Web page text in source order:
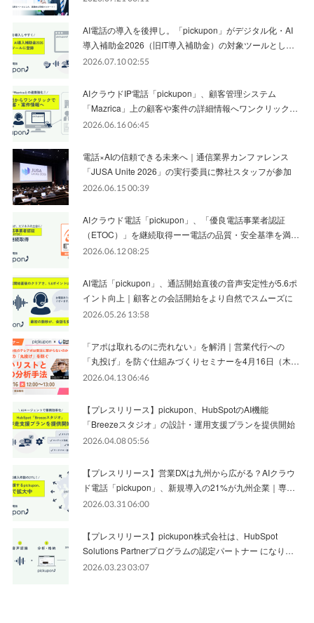
AI電話の導入を後押し。「pickupon」がデジタル化・AI
導入補助金2026（旧IT導入補助金）の対象ツールとし…
2026.07.10 02:55
AIクラウドIP電話「pickupon」、顧客管理システム
「Mazrica」上の顧客や案件の詳細情報へワンクリック…
2026.06.16 06:45
電話×AIの信頼できる未来へ｜通信業界カンファレンス
「JUSA Unite 2026」の実行委員に弊社スタッフが参加
2026.06.15 00:39
AIクラウド電話「pickupon」、「優良電話事業者認証
（ETOC）」を継続取得ーー電話の品質・安全基準を満…
2026.06.12 08:25
AI電話「pickupon」、通話開始直後の音声安定性が5.6ポ
イント向上｜顧客との会話開始をより自然でスムーズに
2026.05.26 13:58
「アポは取れるのに売れない」を解消｜営業代行への
「丸投げ」を防ぐ仕組みづくりセミナーを4月16日（木…
2026.04.13 06:46
【プレスリリース】pickupon、HubSpotのAI機能
「Breezeスタジオ」の設計・運用支援プランを提供開始
2026.04.08 05:56
【プレスリリース】営業DXは九州から広がる？AIクラウ
ド電話「pickupon」、新規導入の21%が九州企業｜専…
2026.03.31 06:00
【プレスリリース】pickupon株式会社は、HubSpot
Solutions Partnerプログラムの認定パートナー になり…
2026.03.23 03:07